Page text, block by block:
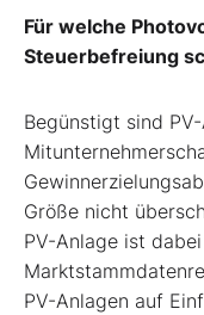
Für welche
Steuerbefreiung
Begünstigt sind
Größe nicht
PV-Anlage ist
PV-Anlagen auf